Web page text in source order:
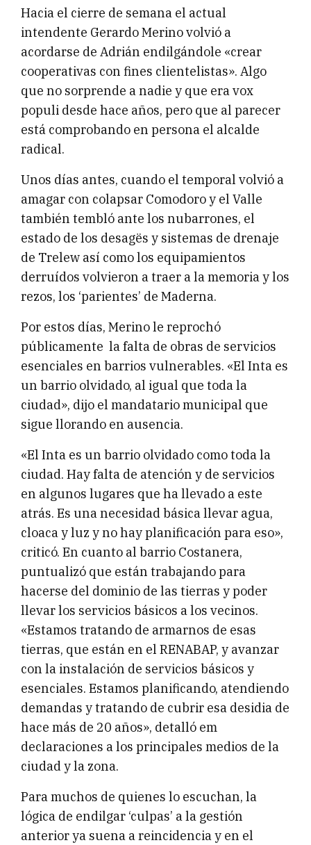
Hacia el cierre de semana el actual
intendente Gerardo Merino volvió a
acordarse de Adrián endilgándole «crear
cooperativas con fines clientelistas». Algo
que no sorprende a nadie y que era vox
populi desde hace años, pero que al parecer
está comprobando en persona el alcalde
radical.
Unos días antes, cuando el temporal volvió a
amagar con colapsar Comodoro y el Valle
también tembló ante los nubarrones, el
estado de los desagës y sistemas de drenaje
de Trelew así como los equipamientos
derruídos volvieron a traer a la memoria y los
rezos, los ‘parientes’ de Maderna.
Por estos días, Merino le reprochó
públicamente la falta de obras de servicios
esenciales en barrios vulnerables. «El Inta es
un barrio olvidado, al igual que toda la
ciudad», dijo el mandatario municipal que
sigue llorando en ausencia.
«El Inta es un barrio olvidado como toda la
ciudad. Hay falta de atención y de servicios
en algunos lugares que ha llevado a este
atrás. Es una necesidad básica llevar agua,
cloaca y luz y no hay planificación para eso»,
criticó. En cuanto al barrio Costanera,
puntualizó que están trabajando para
hacerse del dominio de las tierras y poder
llevar los servicios básicos a los vecinos.
«Estamos tratando de armarnos de esas
tierras, que están en el RENABAP, y avanzar
con la instalación de servicios básicos y
esenciales. Estamos planificando, atendiendo
demandas y tratando de cubrir esa desidia de
hace más de 20 años», detalló em
declaraciones a los principales medios de la
ciudad y la zona.
Para muchos de quienes lo escuchan, la
lógica de endilgar ‘culpas’ a la gestión
anterior ya suena a reincidencia y en el